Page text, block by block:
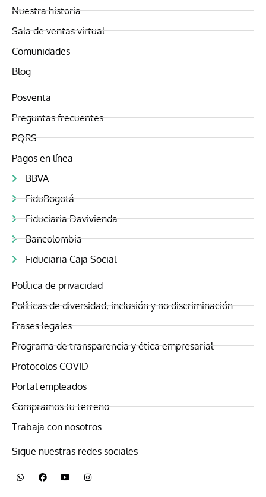
Nuestra historia
Sala de ventas virtual
Comunidades
Blog
Posventa
Preguntas frecuentes
PQRS
Pagos en línea
BBVA
FiduBogotá
Fiduciaria Davivienda
Bancolombia
Fiduciaria Caja Social
Política de privacidad
Políticas de diversidad, inclusión y no discriminación
Frases legales
Programa de transparencia y ética empresarial
Protocolos COVID
Portal empleados
Compramos tu terreno
Trabaja con nosotros
Sigue nuestras redes sociales